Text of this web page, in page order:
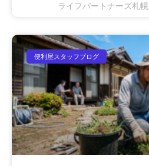
ライフパートナーズ札幌
便利屋スタッフブログ